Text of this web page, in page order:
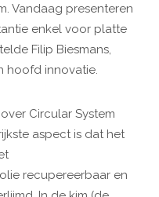
Vandaag presenteren
enkel voor platte
Filip Biesmans,
hoofd innovatie.
Circular System
aspect is dat het
recupereerbaar en